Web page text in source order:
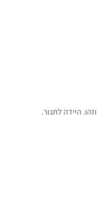
וזהו. היידה לתנור.